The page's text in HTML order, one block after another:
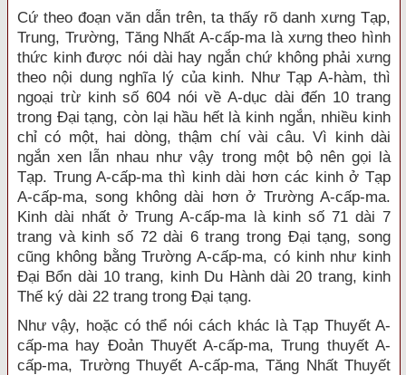
Cứ theo đoạn văn dẫn trên, ta thấy rõ danh xưng Tạp,
Trung, Trường, Tăng Nhất A-cấp-ma là xưng theo hình
thức kinh được nói dài hay ngắn chứ không phải xưng
theo nội dung nghĩa lý của kinh. Như Tạp A-hàm, thì
ngoại trừ kinh số 604 nói về A-dục dài đến 10 trang
trong Đại tạng, còn lại hầu hết là kinh ngắn, nhiều kinh
chỉ có một, hai dòng, thậm chí vài câu. Vì kinh dài
ngắn xen lẫn nhau như vậy trong một bộ nên gọi là
Tạp. Trung A-cấp-ma thì kinh dài hơn các kinh ở Tạp
A-cấp-ma, song không dài hơn ở Trường A-cấp-ma.
Kinh dài nhất ở Trung A-cấp-ma là kinh số 71 dài 7
trang và kinh số 72 dài 6 trang trong Đại tạng, song
cũng không bằng Trường A-cấp-ma, có kinh như kinh
Đại Bổn dài 10 trang, kinh Du Hành dài 20 trang, kinh
Thế ký dài 22 trang trong Đại tạng.
Như vậy, hoặc có thể nói cách khác là Tạp Thuyết A-
cấp-ma hay Đoản Thuyết A-cấp-ma, Trung thuyết A-
cấp-ma, Trường Thuyết A-cấp-ma, Tăng Nhất Thuyết